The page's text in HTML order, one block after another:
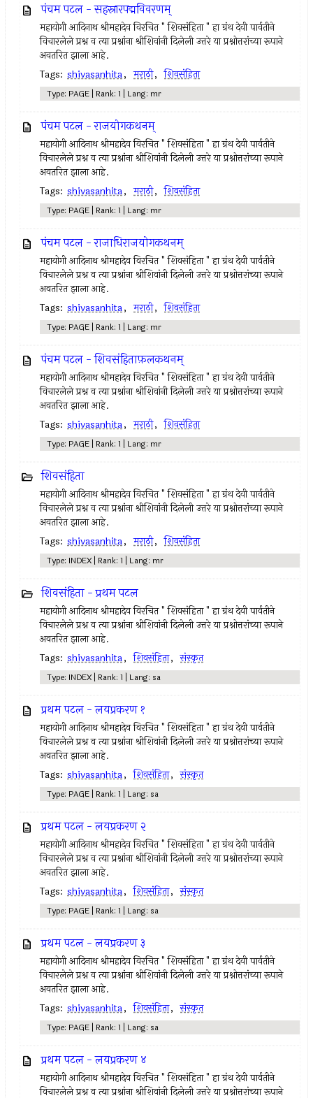
पंचम पटल - सहस्रारपद्मविवरणम्
महायोगी आदिनाथ श्रीमहादेव विरचित " शिवसंहिता " हा ग्रंथ देवी पार्वतीने
विचारलेले प्रश्न व त्या प्रश्नांना श्रीशिवांनी दिलेली उत्तरे या प्रश्नोत्तरांच्या रूपाने
अवतरित झाला आहे.
Tags: shivasanhita, मराठी, शिवसंहिता
Type: PAGE | Rank: 1 | Lang: mr
पंचम पटल - राजयोगकथनम्
महायोगी आदिनाथ श्रीमहादेव विरचित " शिवसंहिता " हा ग्रंथ देवी पार्वतीने
विचारलेले प्रश्न व त्या प्रश्नांना श्रीशिवांनी दिलेली उत्तरे या प्रश्नोत्तरांच्या रूपाने
अवतरित झाला आहे.
Tags: shivasanhita, मराठी, शिवसंहिता
Type: PAGE | Rank: 1 | Lang: mr
पंचम पटल - राजाधिराजयोगकथनम्
महायोगी आदिनाथ श्रीमहादेव विरचित " शिवसंहिता " हा ग्रंथ देवी पार्वतीने
विचारलेले प्रश्न व त्या प्रश्नांना श्रीशिवांनी दिलेली उत्तरे या प्रश्नोत्तरांच्या रूपाने
अवतरित झाला आहे.
Tags: shivasanhita, मराठी, शिवसंहिता
Type: PAGE | Rank: 1 | Lang: mr
पंचम पटल - शिवसंहिताफ़लकथनम्
महायोगी आदिनाथ श्रीमहादेव विरचित " शिवसंहिता " हा ग्रंथ देवी पार्वतीने
विचारलेले प्रश्न व त्या प्रश्नांना श्रीशिवांनी दिलेली उत्तरे या प्रश्नोत्तरांच्या रूपाने
अवतरित झाला आहे.
Tags: shivasanhita, मराठी, शिवसंहिता
Type: PAGE | Rank: 1 | Lang: mr
शिवसंहिता
महायोगी आदिनाथ श्रीमहादेव विरचित " शिवसंहिता " हा ग्रंथ देवी पार्वतीने
विचारलेले प्रश्न व त्या प्रश्नांना श्रीशिवांनी दिलेली उत्तरे या प्रश्नोत्तरांच्या रूपाने
अवतरित झाला आहे.
Tags: shivasanhita, मराठी, शिवसंहिता
Type: INDEX | Rank: 1 | Lang: mr
शिवसंहिता - प्रथम पटल
महायोगी आदिनाथ श्रीमहादेव विरचित " शिवसंहिता " हा ग्रंथ देवी पार्वतीने
विचारलेले प्रश्न व त्या प्रश्नांना श्रीशिवांनी दिलेली उत्तरे या प्रश्नोत्तरांच्या रूपाने
अवतरित झाला आहे.
Tags: shivasanhita, शिवसंहिता, संस्कृत
Type: INDEX | Rank: 1 | Lang: sa
प्रथम पटल - लयप्रकरण १
महायोगी आदिनाथ श्रीमहादेव विरचित " शिवसंहिता " हा ग्रंथ देवी पार्वतीने
विचारलेले प्रश्न व त्या प्रश्नांना श्रीशिवांनी दिलेली उत्तरे या प्रश्नोत्तरांच्या रूपाने
अवतरित झाला आहे.
Tags: shivasanhita, शिवसंहिता, संस्कृत
Type: PAGE | Rank: 1 | Lang: sa
प्रथम पटल - लयप्रकरण २
महायोगी आदिनाथ श्रीमहादेव विरचित " शिवसंहिता " हा ग्रंथ देवी पार्वतीने
विचारलेले प्रश्न व त्या प्रश्नांना श्रीशिवांनी दिलेली उत्तरे या प्रश्नोत्तरांच्या रूपाने
अवतरित झाला आहे.
Tags: shivasanhita, शिवसंहिता, संस्कृत
Type: PAGE | Rank: 1 | Lang: sa
प्रथम पटल - लयप्रकरण ३
महायोगी आदिनाथ श्रीमहादेव विरचित " शिवसंहिता " हा ग्रंथ देवी पार्वतीने
विचारलेले प्रश्न व त्या प्रश्नांना श्रीशिवांनी दिलेली उत्तरे या प्रश्नोत्तरांच्या रूपाने
अवतरित झाला आहे.
Tags: shivasanhita, शिवसंहिता, संस्कृत
Type: PAGE | Rank: 1 | Lang: sa
प्रथम पटल - लयप्रकरण ४
महायोगी आदिनाथ श्रीमहादेव विरचित " शिवसंहिता " हा ग्रंथ देवी पार्वतीने
विचारलेले प्रश्न व त्या प्रश्नांना श्रीशिवांनी दिलेली उत्तरे या प्रश्नोत्तरांच्या रूपाने